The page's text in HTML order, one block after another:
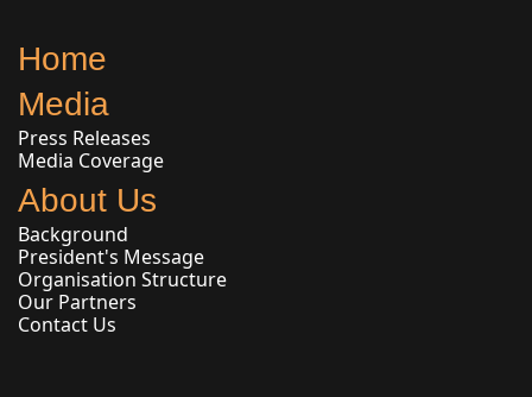
Home
Media
Press Releases
Media Coverage
About Us
Background
President's Message
Organisation Structure
Our Partners
Contact Us